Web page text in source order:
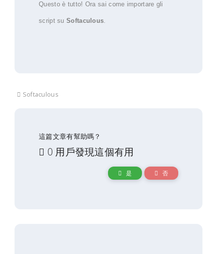
Questo è tutto! Ora sai come importare gli
script su Softaculous.
Softaculous
這篇文章有幫助嗎？
0 用戶發現這個有用
是 否